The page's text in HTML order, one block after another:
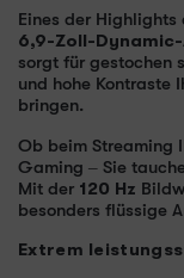
Eines der
6,9-Zoll-Dynamic-
sorgt für gestochen
und hohe Kontraste
bringen.
Ob beim Streaming
Gaming – Sie
Mit der 120 Hz
besonders flüssige
Extrem